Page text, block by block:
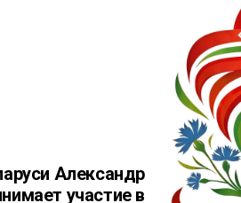
Александр
участие в